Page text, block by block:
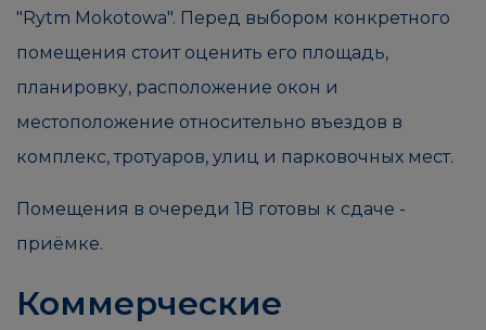
"Rytm Mokotowa". Перед выбором конкретного
помещения стоит оценить его площадь,
планировку, расположение окон и
местоположение относительно въездов в
комплекс, тротуаров, улиц и парковочных мест.
Помещения в очереди 1B готовы к сдаче -
приёмке.
Коммерческие